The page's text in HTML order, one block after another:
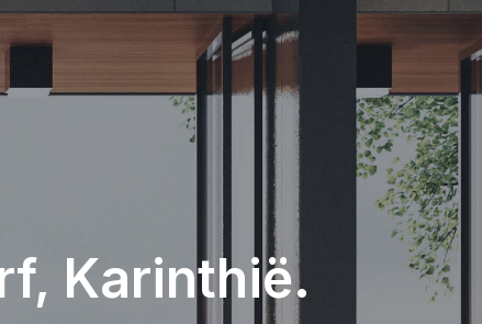
Karinthië.